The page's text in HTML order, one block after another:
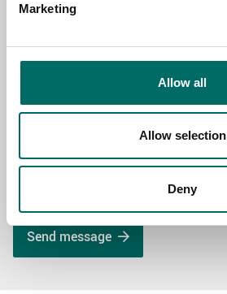
Marketing
Allow all
Allow selection
Deny
MESSAGE (written in english)
Send message